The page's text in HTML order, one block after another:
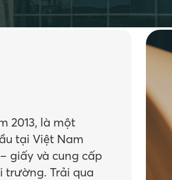
2013, là một
tại Việt Nam
giấy và cung cấp
trường. Trải qua